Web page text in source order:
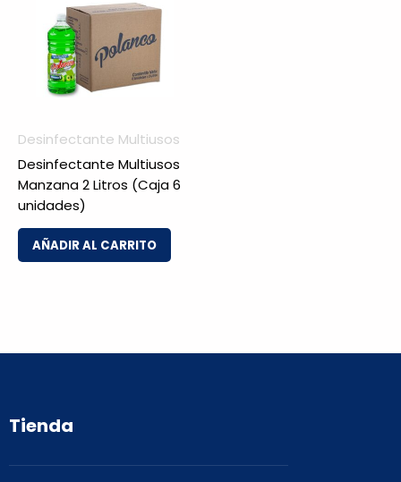
Desinfectante Multiusos
Desinfectante Multiusos
Manzana 2 Litros (Caja 6
unidades)
AÑADIR AL CARRITO
Tienda